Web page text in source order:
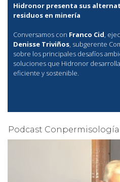
Hidronor presenta sus
residuos en minería
Conversamos con Franco Cid,
Denisse Triviños, subgerente
sobre los principales desafíos
soluciones que Hidronor
eficiente y sostenible.
Podcast Conpermisología